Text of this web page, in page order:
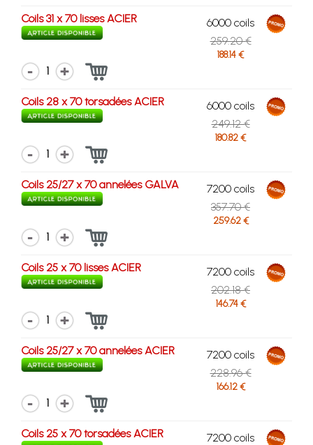
Coils 31 x 70 lisses ACIER
6000 coils
259.20 €
188.14 €
1
Coils 28 x 70 torsadées ACIER
6000 coils
249.12 €
180.82 €
1
Coils 25/27 x 70 annelées GALVA
7200 coils
357.70 €
259.62 €
1
Coils 25 x 70 lisses ACIER
7200 coils
202.18 €
146.74 €
1
Coils 25/27 x 70 annelées ACIER
7200 coils
228.96 €
166.12 €
1
Coils 25 x 70 torsadées ACIER
7200 coils